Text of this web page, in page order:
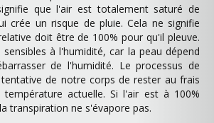
que l'air est totalement saturé de
crée un risque de pluie. Cela ne signifie
doit être de 100% pour qu'il pleuve.
à l'humidité, car la peau dépend
de l'humidité. Le processus de
de notre corps de rester au frais
actuelle. Si l'air est à 100%
transpiration ne s'évapore pas.